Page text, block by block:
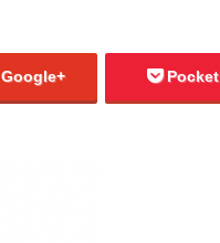
Google+ Pocket